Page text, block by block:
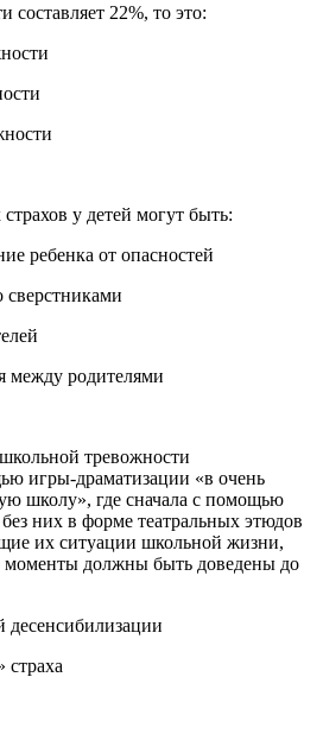
составляет 22%, то это:
у детей могут быть:
ребенка от опасностей
сверстниками
между родителями
тревожности
игры-драматизации «в очень
школу», где сначала с помощью
них в форме театральных этюдов
их ситуации школьной жизни,
должны быть доведены до
десенсибилизации
страха